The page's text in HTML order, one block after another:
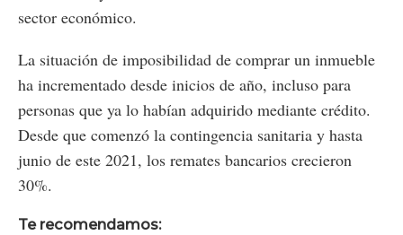
sector económico.
La situación de imposibilidad de comprar un inmueble
ha incrementado desde inicios de año, incluso para
personas que ya lo habían adquirido mediante crédito.
Desde que comenzó la contingencia sanitaria y hasta
junio de este 2021, los remates bancarios crecieron
30%.
Te recomendamos: